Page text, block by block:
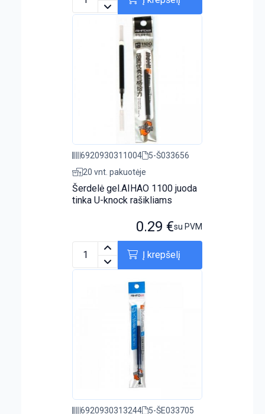
6920930311004
5-Š033656
20 vnt. pakuotėje
Šerdelė gel.AIHAO 1100 juoda
tinka U-knock rašikliams
0.29 €su PVM
Į krepšelį
6920930313244
5-ŠE033705